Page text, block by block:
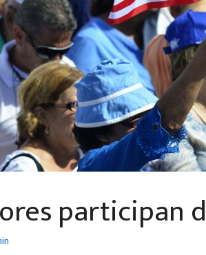
participan